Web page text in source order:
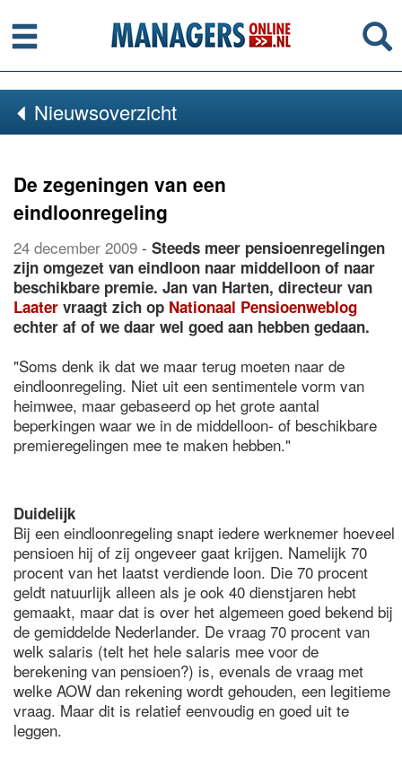
Menu
Nieuwsoverzicht
De zegeningen van een
eindloonregeling
24 december 2009 - Steeds meer pensioenregelingen
zijn omgezet van eindloon naar middelloon of naar
beschikbare premie. Jan van Harten, directeur van
Laater vraagt zich op Nationaal Pensioenweblog
echter af of we daar wel goed aan hebben gedaan.
"Soms denk ik dat we maar terug moeten naar de
eindloonregeling. Niet uit een sentimentele vorm van
heimwee, maar gebaseerd op het grote aantal
beperkingen waar we in de middelloon- of beschikbare
premieregelingen mee te maken hebben."
Duidelijk
Bij een eindloonregeling snapt iedere werknemer hoeveel
pensioen hij of zij ongeveer gaat krijgen. Namelijk 70
procent van het laatst verdiende loon. Die 70 procent
geldt natuurlijk alleen als je ook 40 dienstjaren hebt
gemaakt, maar dat is over het algemeen goed bekend bij
de gemiddelde Nederlander. De vraag 70 procent van
welk salaris (telt het hele salaris mee voor de
berekening van pensioen?) is, evenals de vraag met
welke AOW dan rekening wordt gehouden, een legitieme
vraag. Maar dit is relatief eenvoudig en goed uit te
leggen.